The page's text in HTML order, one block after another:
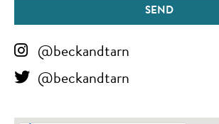
SEND
@beckandtarn
@beckandtarn